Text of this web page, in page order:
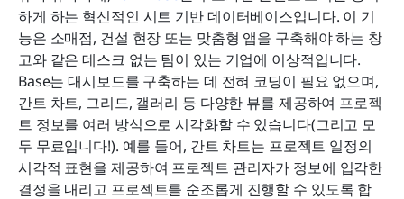
하게 하는 혁신적인 시트 기반 데이터베이스입니다. 이 기
능은 소매점, 건설 현장 또는 맞춤형 앱을 구축해야 하는 창
고와 같은 데스크 없는 팀이 있는 기업에 이상적입니다.
Base는 대시보드를 구축하는 데 전혀 코딩이 필요 없으며,
간트 차트, 그리드, 갤러리 등 다양한 뷰를 제공하여 프로젝
트 정보를 여러 방식으로 시각화할 수 있습니다(그리고 모
두 무료입니다!). 예를 들어, 간트 차트는 프로젝트 일정의
시각적 표현을 제공하여 프로젝트 관리자가 정보에 입각한
결정을 내리고 프로젝트를 순조롭게 진행할 수 있도록 합